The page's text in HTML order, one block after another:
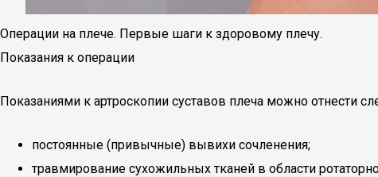
Операции на плече. Первые шаги к здоровому плечу.
Показания к операции
Показаниями к артроскопии суставов плеча можно отнести
постоянные (привычные) вывихи сочленения;
травмирование сухожильных тканей в области